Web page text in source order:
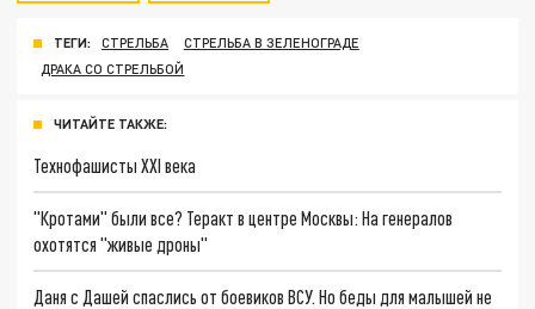
ТЕГИ: СТРЕЛЬБА
СТРЕЛЬБА В ЗЕЛЕНОГРАДЕ
ДРАКА СО СТРЕЛЬБОЙ
ЧИТАЙТЕ ТАКЖЕ:
Технофашисты XXI века
"Кротами" были все? Теракт в центре Москвы: На генералов
охотятся "живые дроны"
Даня с Дашей спаслись от боевиков ВСУ. Но беды для малышей не